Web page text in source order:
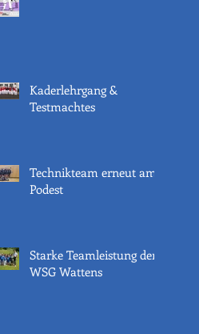
Kaderlehrgang &
Testmachtes
Technikteam erneut am
Podest
Starke Teamleistung der
WSG Wattens